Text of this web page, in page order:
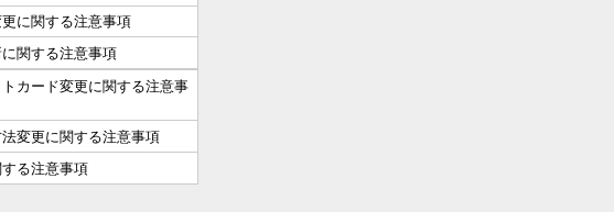
に関する注意事項
関する注意事項
カード変更に関する注意事
変更に関する注意事項
る注意事項